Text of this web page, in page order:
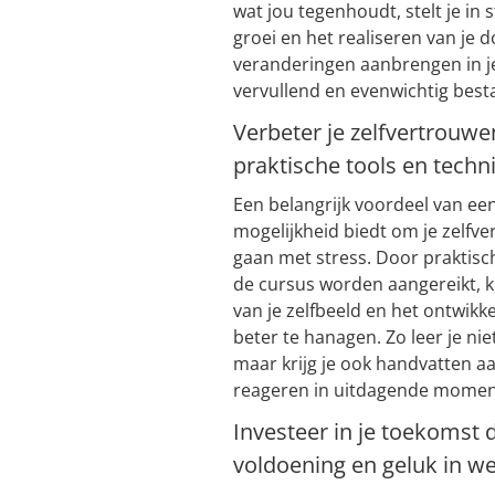
wat jou tegenhoudt, stelt je in
groei en het realiseren van je
veranderingen aanbrengen in
vervullend en evenwichtig
Verbeter je
praktische tools en
Een belangrijk voordeel van
mogelijkheid biedt om je
gaan met stress. Door
de cursus worden aangereikt,
van je zelfbeeld en het
beter te hanagen. Zo leer je
maar krijg je ook handvatten
reageren in uitdagende
Investeer in je toekomst
voldoening en geluk in